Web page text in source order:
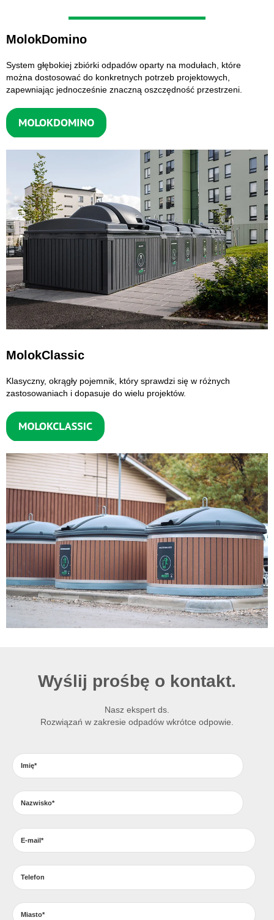
MolokDomino
System głębokiej zbiórki odpadów oparty na modułach, które
można dostosować do konkretnych potrzeb projektowych,
zapewniając jednocześnie znaczną oszczędność przestrzeni.
MolokClassic
Klasyczny, okrągły pojemnik, który sprawdzi się w różnych
zastosowaniach i dopasuje do wielu projektów.
Wyślij prośbę o kontakt.
Nasz ekspert ds.
Rozwiązań w zakresie odpadów wkrótce odpowie.